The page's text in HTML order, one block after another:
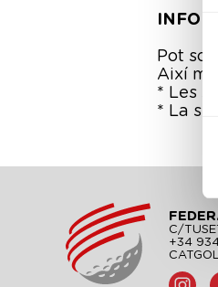
Pot
Així
* Les
* La
C/
+34